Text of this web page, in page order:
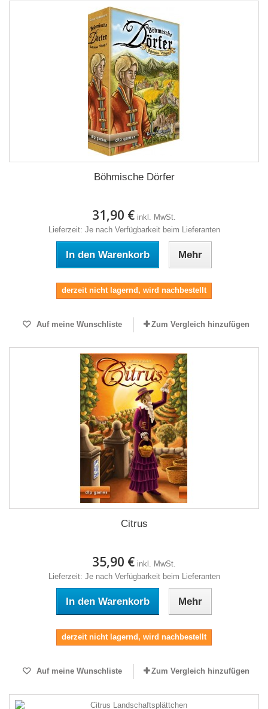
Böhmische Dörfer
31,90 € inkl. MwSt.
Lieferzeit: Je nach Verfügbarkeit beim Lieferanten
In den Warenkorb Mehr
derzeit nicht lagernd, wird nachbestellt
Auf meine Wunschliste Zum Vergleich hinzufügen
Citrus
35,90 € inkl. MwSt.
Lieferzeit: Je nach Verfügbarkeit beim Lieferanten
In den Warenkorb Mehr
derzeit nicht lagernd, wird nachbestellt
Auf meine Wunschliste Zum Vergleich hinzufügen